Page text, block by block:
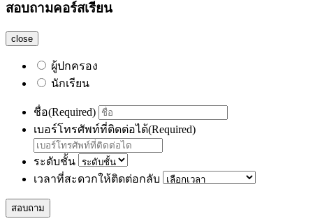
สอบถามคอร์สเรียน
close
ผู้ปกครอง
นักเรียน
ชื่อ(Required)
เบอร์โทรศัพท์ที่ติดต่อได้(Required)
ระดับชั้น
เวลาที่สะดวกให้ติดต่อกลับ
สอบถาม